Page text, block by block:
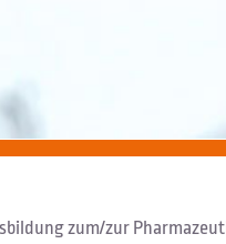
zum/zur